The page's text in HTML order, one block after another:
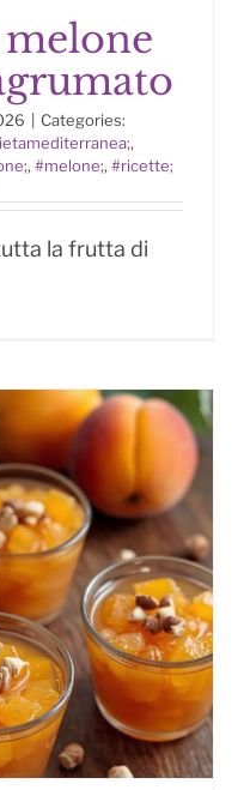
cantalupo
Categories:
,
, #melone;, #ricette;
la frutta di